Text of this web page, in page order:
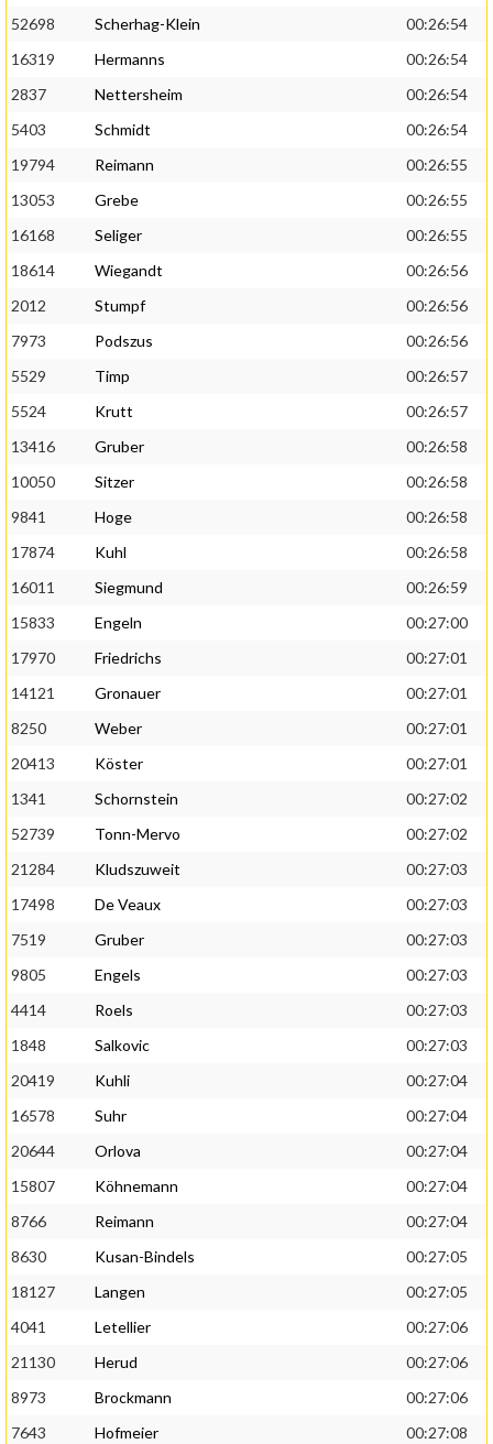
52698
Scherhag-Klein
00:26:54
16319
Hermanns
00:26:54
2837
Nettersheim
00:26:54
5403
Schmidt
00:26:54
19794
Reimann
00:26:55
13053
Grebe
00:26:55
16168
Seliger
00:26:55
18614
Wiegandt
00:26:56
2012
Stumpf
00:26:56
7973
Podszus
00:26:56
5529
Timp
00:26:57
5524
Krutt
00:26:57
13416
Gruber
00:26:58
10050
Sitzer
00:26:58
9841
Hoge
00:26:58
17874
Kuhl
00:26:58
16011
Siegmund
00:26:59
15833
Engeln
00:27:00
17970
Friedrichs
00:27:01
14121
Gronauer
00:27:01
8250
Weber
00:27:01
20413
Köster
00:27:01
1341
Schornstein
00:27:02
52739
Tonn-Mervo
00:27:02
21284
Kludszuweit
00:27:03
17498
De Veaux
00:27:03
7519
Gruber
00:27:03
9805
Engels
00:27:03
4414
Roels
00:27:03
1848
Salkovic
00:27:03
20419
Kuhli
00:27:04
16578
Suhr
00:27:04
20644
Orlova
00:27:04
15807
Köhnemann
00:27:04
8766
Reimann
00:27:04
8630
Kusan-Bindels
00:27:05
18127
Langen
00:27:05
4041
Letellier
00:27:06
21130
Herud
00:27:06
8973
Brockmann
00:27:06
7643
Hofmeier
00:27:08